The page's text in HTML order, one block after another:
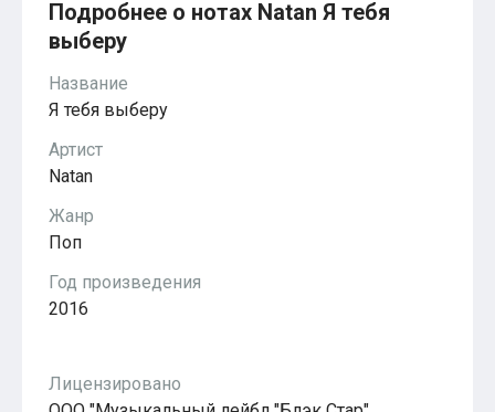
Красавица и чудовище
из мультфильмов Disney
Моана (Disney)
Ноты из аниме
Ходячий замок Хаула
1-ой класс обучения
2-ий класс обучения
Ноты для младшей группы
Ноты для средней группы
Духовная музыка
Пасхальные ноты
The Legend Of Zelda
Friday Night Funkin’
Подробнее о нотах Natan Я тебя
выберу
Название
Я тебя выберу
Артист
Natan
Жанр
Поп
Год произведения
2016
Лицензировано